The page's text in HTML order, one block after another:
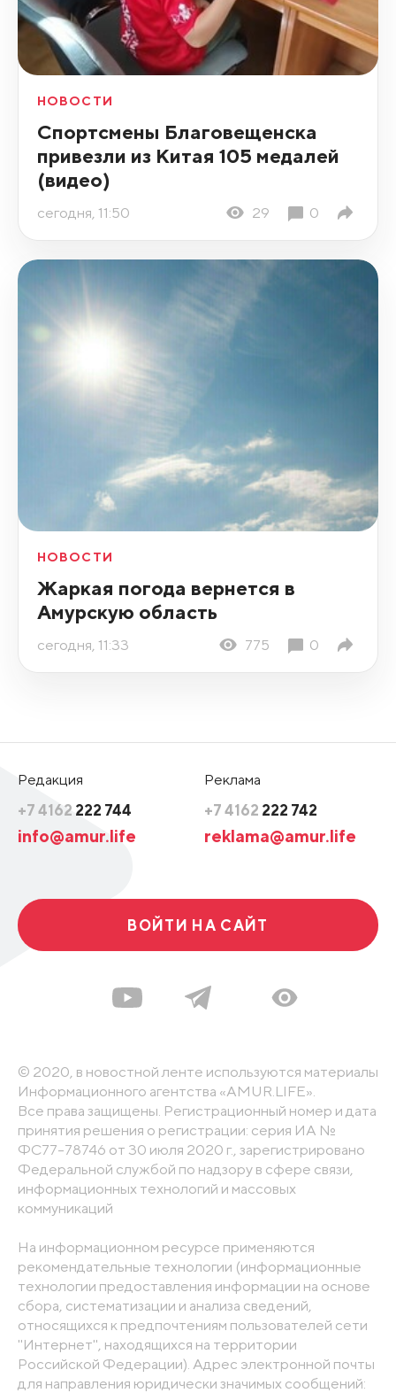
НОВОСТИ
Спортсмены Благовещенска
привезли из Китая 105 медалей
(видео)
сегодня, 11:50 29 0
НОВОСТИ
Жаркая погода вернется в
Амурскую область
сегодня, 11:33 775 0
Редакция
+7 4162 222 744
info@amur.life
Реклама
+7 4162 222 742
reklama@amur.life
ВОЙТИ НА САЙТ
© 2020, в новостной ленте используются материалы
Информационного агентства «AMUR.LIFE».
Все права защищены. Регистрационный номер и дата
принятия решения о регистрации: серия ИА №
ФС77-78746 от 30 июля 2020 г., зарегистрировано
Федеральной службой по надзору в сфере связи,
информационных технологий и массовых
коммуникаций
На информационном ресурсе применяются
рекомендательные технологии (информационные
технологии предоставления информации на основе
сбора, систематизации и анализа сведений,
относящихся к предпочтениям пользователей сети
"Интернет", находящихся на территории
Российской Федерации). Адрес электронной почты
для направления юридически значимых сообщений: